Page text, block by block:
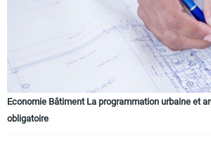
Economie Bâtiment La programmation urbaine et
obligatoire